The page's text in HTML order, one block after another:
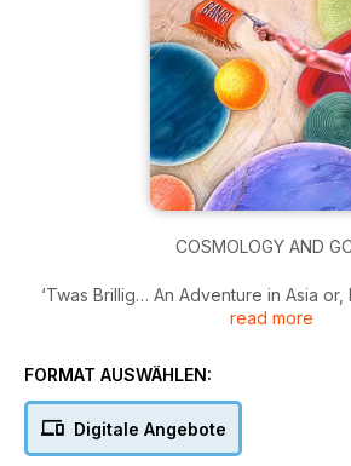
COSMOLOGY AND
‘Twas Brillig… An Adventure in Asia or,
Can Lead to Total Misunderstanding;
News; The Day I Met The Wizard: Oz
Harm”: A Recovered Memory
Interview With Robin Newsome; Is
read more
FORMAT AUSWÄHLEN:
Digitale Angebote